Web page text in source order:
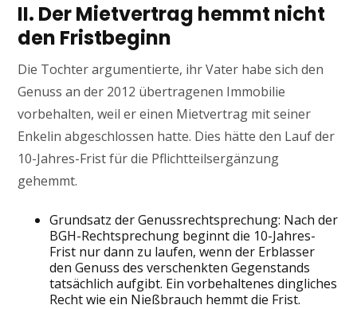
II. Der Mietvertrag hemmt nicht
den Fristbeginn
Die Tochter argumentierte, ihr Vater habe sich den
Genuss an der 2012 übertragenen Immobilie
vorbehalten, weil er einen Mietvertrag mit seiner
Enkelin abgeschlossen hatte. Dies hätte den Lauf der
10-Jahres-Frist für die Pflichtteilsergänzung
gehemmt.
Grundsatz der Genussrechtsprechung: Nach der
BGH-Rechtsprechung beginnt die 10-Jahres-
Frist nur dann zu laufen, wenn der Erblasser
den Genuss des verschenkten Gegenstands
tatsächlich aufgibt. Ein vorbehaltenes dingliches
Recht wie ein Nießbrauch hemmt die Frist.